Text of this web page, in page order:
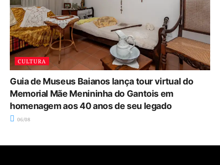
CULTURA
Guia de Museus Baianos lança tour virtual do
Memorial Mãe Menininha do Gantois em
homenagem aos 40 anos de seu legado
06/08